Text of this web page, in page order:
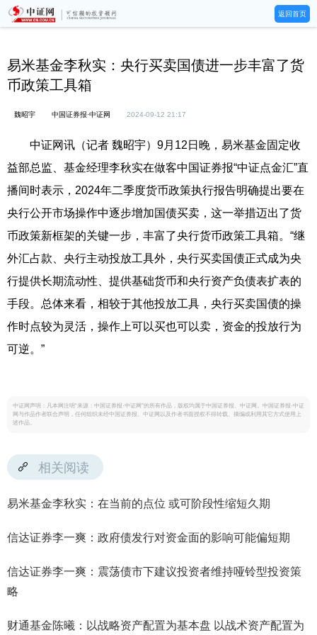
返回首页
易米基金李秋实：央行买卖国债进一步丰富了货
币政策工具箱
魏昭宇 中国证券报·中证网 2024-09-12 21:17
中证网讯（记者 魏昭宇）9月12日晚，易米基金固定收
益部总监、基金经理李秋实在做客中国证券报“中证点金汇”直
播间时表示，2024年二季度货币政策执行报告明确提出要在
央行公开市场操作中逐步增加国债买卖，这一举措迈出了货
币政策新框架的关键一步，丰富了央行货币政策工具箱。“继
外汇占款、央行主动投放工具外，央行买卖国债正式成为央
行提供长期流动性、提供基础货币和央行资产负债表扩表的
手段。总体来看，相较于其他投放工具，央行买卖国债的操
作时点较为灵活，操作上可以买也可以卖，资金的投放行为
可逆。”
中证网声明：凡本网注明“来源：中国证券报·中证网”的所有作品，版权均属于中国证券报、中证网。中国证券报·中证
网与作品作者联合声明，任何组织未经中国证券报、中证网以及作者书面授权不得转载、摘编或利用其它方式使用上
述作品。
相关阅读
易米基金李秋实：在当前的点位 或可阶段性缩短久期
信达证券李一爽：政府债发行对资金面的影响可能偏短期
信达证券李一爽：震荡债市下建议投资者维持哑铃型投资策
略
财通基金陈曦：以战略资产配置为基本盘 以战术资产配置为